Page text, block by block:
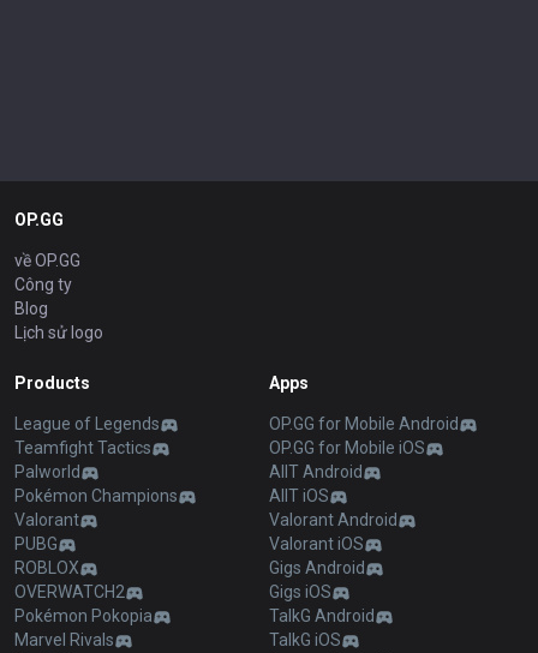
OP.GG
về OP.GG
Công ty
Blog
Lịch sử logo
Products
League of Legends
Teamfight Tactics
Palworld
Pokémon Champions
Valorant
PUBG
ROBLOX
OVERWATCH2
Pokémon Pokopia
Marvel Rivals
Apps
OP.GG for Mobile Android
OP.GG for Mobile iOS
AllT Android
AllT iOS
Valorant Android
Valorant iOS
Gigs Android
Gigs iOS
TalkG Android
TalkG iOS